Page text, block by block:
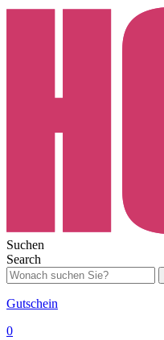
Suchen
Search
Gutschein
0